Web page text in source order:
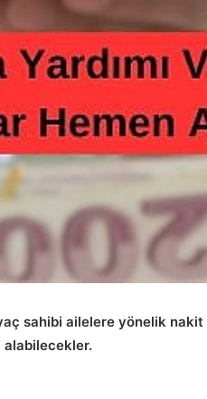
sahibi ailelere yönelik
alabilecekler.